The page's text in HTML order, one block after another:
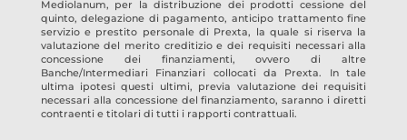
Mediolanum, per la distribuzione dei prodotti cessione del
quinto, delegazione di pagamento, anticipo trattamento fine
servizio e prestito personale di Prexta, la quale si riserva la
valutazione del merito creditizio e dei requisiti necessari alla
concessione dei finanziamenti, ovvero di altre
Banche/Intermediari Finanziari collocati da Prexta. In tale
ultima ipotesi questi ultimi, previa valutazione dei requisiti
necessari alla concessione del finanziamento, saranno i diretti
contraenti e titolari di tutti i rapporti contrattuali.